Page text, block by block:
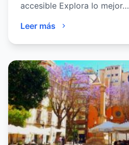
accesible Explora lo mejor…
Leer más